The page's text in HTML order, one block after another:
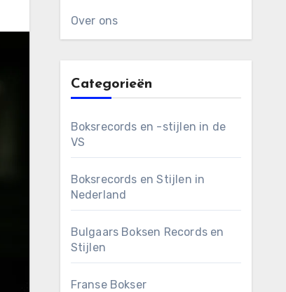
Over ons
Categorieën
Boksrecords en -stijlen in de
VS
Boksrecords en Stijlen in
Nederland
Bulgaars Boksen Records en
Stijlen
Franse Bokser